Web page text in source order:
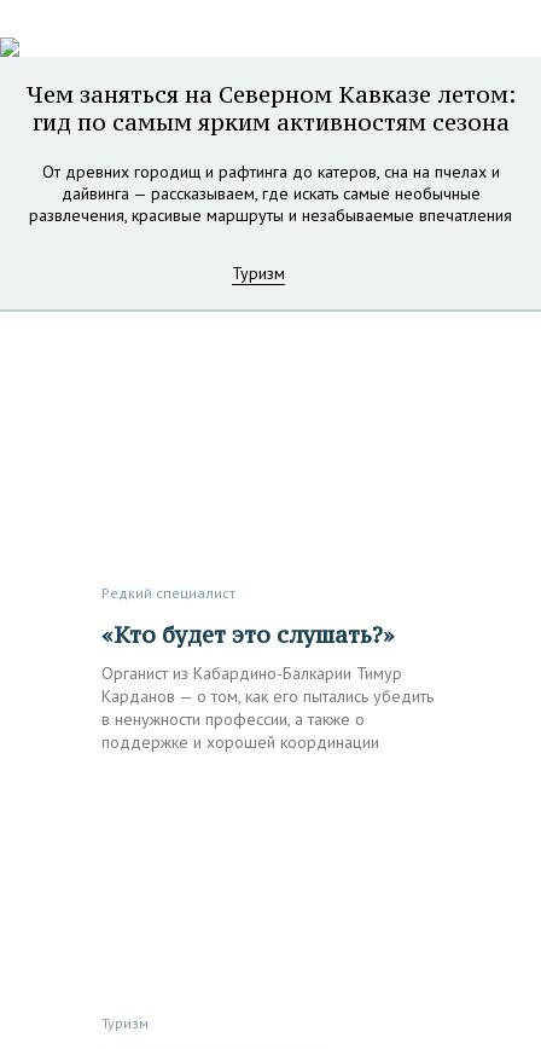
Чем заняться на Северном Кавказе летом:
гид по самым ярким активностям сезона
От древних городищ и рафтинга до катеров, сна на пчелах и
дайвинга — рассказываем, где искать самые необычные
развлечения, красивые маршруты и незабываемые впечатления
Туризм
Редкий специалист
«Кто будет это слушать?»
Органист из Кабардино-Балкарии Тимур
Карданов — о том, как его пытались убедить
в ненужности профессии, а также о
поддержке и хорошей координации
Туризм